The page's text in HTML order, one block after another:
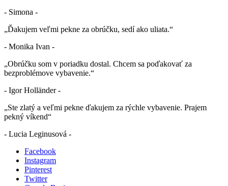
- Simona -
„Ďakujem veľmi pekne za obrúčku, sedí ako uliata.“
- Monika Ivan -
„Obrúčku som v poriadku dostal. Chcem sa poďakovať za
bezproblémove vybavenie.“
- Igor Holländer -
„Ste zlatý a veľmi pekne ďakujem za rýchle vybavenie. Prajem
pekný víkend“
- Lucia Leginusová -
Facebook
Instagram
Pinterest
Twitter